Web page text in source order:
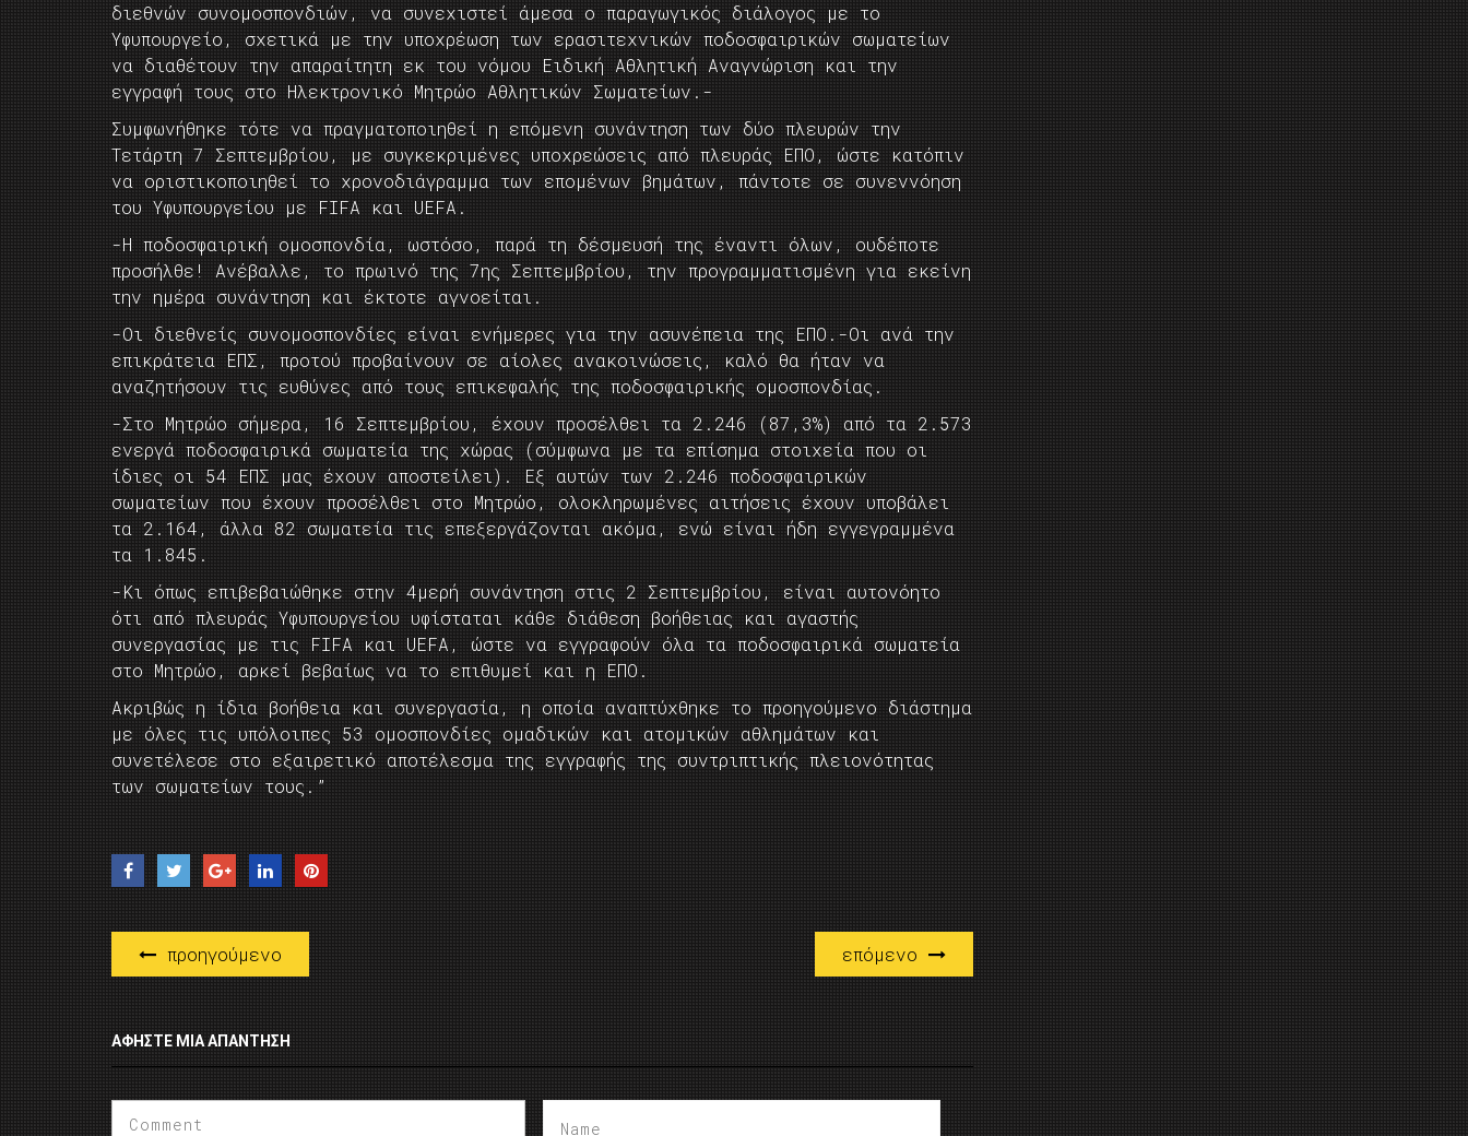
διεθνών συνομοσπονδιών, να συνεχιστεί άμεσα ο παραγωγικός διάλογος με το
Υφυπουργείο, σχετικά με την υποχρέωση των ερασιτεχνικών ποδοσφαιρικών σωματείων
να διαθέτουν την απαραίτητη εκ του νόμου Ειδική Αθλητική Αναγνώριση και την
εγγραφή τους στο Ηλεκτρονικό Μητρώο Αθλητικών Σωματείων.-
Συμφωνήθηκε τότε να πραγματοποιηθεί η επόμενη συνάντηση των δύο πλευρών την
Τετάρτη 7 Σεπτεμβρίου, με συγκεκριμένες υποχρεώσεις από πλευράς ΕΠΟ, ώστε κατόπιν
να οριστικοποιηθεί το χρονοδιάγραμμα των επομένων βημάτων, πάντοτε σε συνεννόηση
του Υφυπουργείου με FIFA και UEFA.
-Η ποδοσφαιρική ομοσπονδία, ωστόσο, παρά τη δέσμευσή της έναντι όλων, ουδέποτε
προσήλθε! Ανέβαλλε, το πρωινό της 7ης Σεπτεμβρίου, την προγραμματισμένη για εκείνη
την ημέρα συνάντηση και έκτοτε αγνοείται.
-Οι διεθνείς συνομοσπονδίες είναι ενήμερες για την ασυνέπεια της ΕΠΟ.-Οι ανά την
επικράτεια ΕΠΣ, προτού προβαίνουν σε αίολες ανακοινώσεις, καλό θα ήταν να
αναζητήσουν τις ευθύνες από τους επικεφαλής της ποδοσφαιρικής ομοσπονδίας.
-Στο Μητρώο σήμερα, 16 Σεπτεμβρίου, έχουν προσέλθει τα 2.246 (87,3%) από τα 2.573
ενεργά ποδοσφαιρικά σωματεία της χώρας (σύμφωνα με τα επίσημα στοιχεία που οι
ίδιες οι 54 ΕΠΣ μας έχουν αποστείλει). Εξ αυτών των 2.246 ποδοσφαιρικών
σωματείων που έχουν προσέλθει στο Μητρώο, ολοκληρωμένες αιτήσεις έχουν υποβάλει
τα 2.164, άλλα 82 σωματεία τις επεξεργάζονται ακόμα, ενώ είναι ήδη εγγεγραμμένα
τα 1.845.
-Κι όπως επιβεβαιώθηκε στην 4μερή συνάντηση στις 2 Σεπτεμβρίου, είναι αυτονόητο
ότι από πλευράς Υφυπουργείου υφίσταται κάθε διάθεση βοήθειας και αγαστής
συνεργασίας με τις FIFA και UEFA, ώστε να εγγραφούν όλα τα ποδοσφαιρικά σωματεία
στο Μητρώο, αρκεί βεβαίως να το επιθυμεί και η ΕΠΟ.
Ακριβώς η ίδια βοήθεια και συνεργασία, η οποία αναπτύχθηκε το προηγούμενο διάστημα
με όλες τις υπόλοιπες 53 ομοσπονδίες ομαδικών και ατομικών αθλημάτων και
συνετέλεσε στο εξαιρετικό αποτέλεσμα της εγγραφής της συντριπτικής πλειονότητας
των σωματείων τους.”
προηγούμενο επόμενο
ΑΦΉΣΤΕ ΜΙΑ ΑΠΆΝΤΗΣΗ